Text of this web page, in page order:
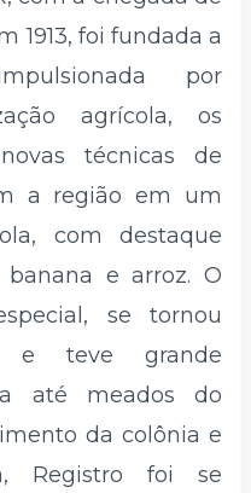
1913, foi fundada a
por
agrícola, os
técnicas de
a região em um
com destaque
e arroz. O
se tornou
e teve grande
até meados do
da colônia e
Registro foi se